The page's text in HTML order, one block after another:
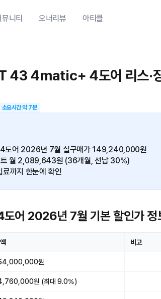
니티 오너리뷰 아티클
43 4matic+ 4도어 리스·
소요시간 약7분
어 2026년 7월 실구매가 149,240,000원
월 2,089,643원 (36개월, 선납 30%)
료까지 한눈에 확인
어 2026년 7월 기본 할인가 정
비고
원
원 (최대 9.0%)